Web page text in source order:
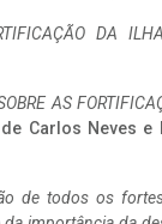
DA
AS
Carlos Neves
de todos os